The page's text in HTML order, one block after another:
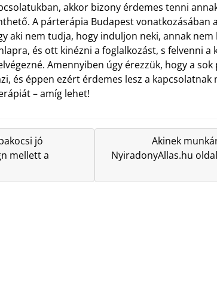
akkor bizony érdemes tenni
A párterápia Budapest vonatkozásában
aki nem tudja, hogy induljon neki, annak
és ott kinézni a foglalkozást, s felvenni a
Amennyiben úgy érezzük, hogy a
és éppen ezért érdemes lesz a
– amíg lehet!
jó
mellett a
Akinek
NyiradonyAllas.hu